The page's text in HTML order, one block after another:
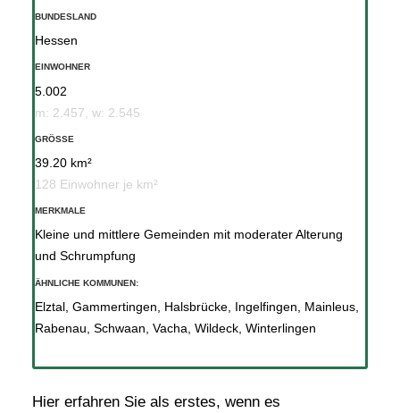
Hier erfahren Sie als erstes, wenn es
BUNDESLAND
Hessen
EINWOHNER
5.002
m: 2.457, w: 2.545
GRÖSSE
39.20 km²
128 Einwohner je km²
MERKMALE
Kleine und mittlere Gemeinden mit moderater Alterung
und Schrumpfung
ÄHNLICHE KOMMUNEN:
Elztal, Gammertingen Halsbrücke, Ingelfingen Mainleus,
Rabenau Schwaan Vacha Wildeck, Winterlingen